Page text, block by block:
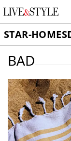
STAR-HOMES
BAD